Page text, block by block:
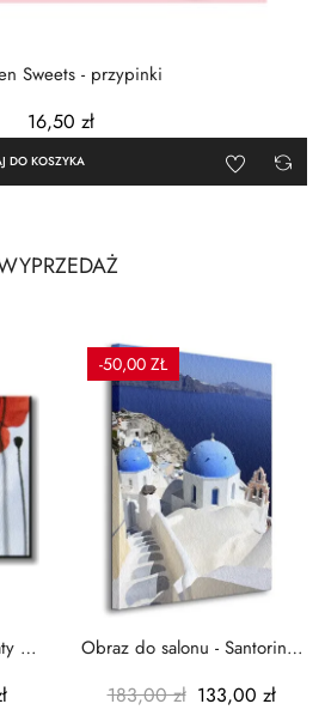
Sweets - przypinki
16,50 zł
DO KOSZYKA
-
-50,00 ZŁ
Obraz do salonu - Santorini -
183,00 zł 133,00 zł